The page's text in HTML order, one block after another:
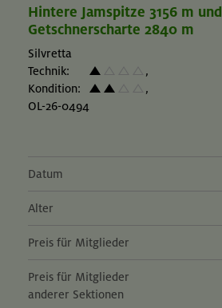
Hintere Jamspitze 3156 m und
Getschnerscharte 2840 m
Silvretta
Technik:
,
Kondition:
,
OL-26-0494
Datum
Alter
Preis für Mitglieder
Preis für Mitglieder
anderer Sektionen